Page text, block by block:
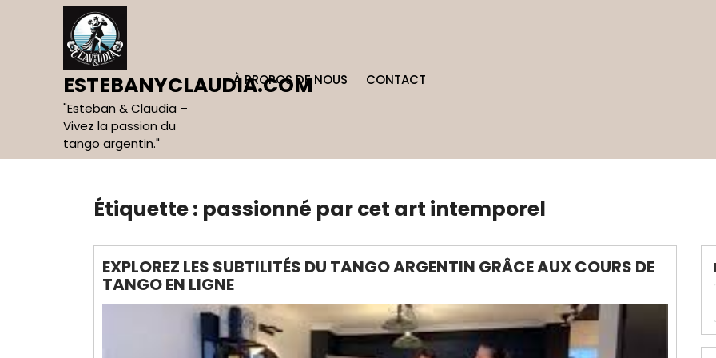
ESTEBANYCLAUDIA.COM
"Esteban & Claudia –
Vivez la passion du
tango argentin."
À PROPOS DE NOUS CONTACT
Étiquette : passionné par cet art intemporel
EXPLOREZ LES SUBTILITÉS DU TANGO ARGENTIN GRÂCE AUX COURS DE
TANGO EN LIGNE